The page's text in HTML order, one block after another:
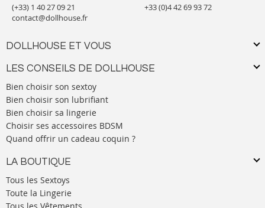
(+33) 1 40 27 09 21
contact@dollhouse.fr
DOLLHOUSE ET VOUS
LES CONSEILS DE DOLLHOUSE
Bien choisir son sextoy
Bien choisir son lubrifiant
Bien choisir sa lingerie
Choisir ses accessoires BDSM
Quand offrir un cadeau coquin ?
LA BOUTIQUE
Tous les Sextoys
Toute la Lingerie
+33 (0)4 42 69 93 72